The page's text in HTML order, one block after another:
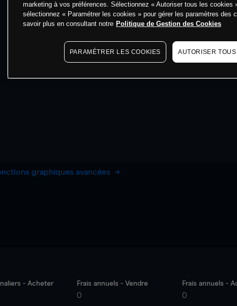
graphiques avancées
- Acheter Frais annuels - Vendre
0
Frais annuels -
0
marketing à vos préférences. Sélectionnez « Autoriser tous les cookies
sélectionnez « Paramétrer les cookies » pour gérer les paramètres des
savoir plus en consultant notre Politique de Gestion des Cookies
PARAMÉTRER LES COOKIES AUTORISER